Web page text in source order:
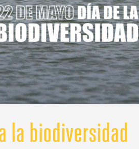
la biodiversidad